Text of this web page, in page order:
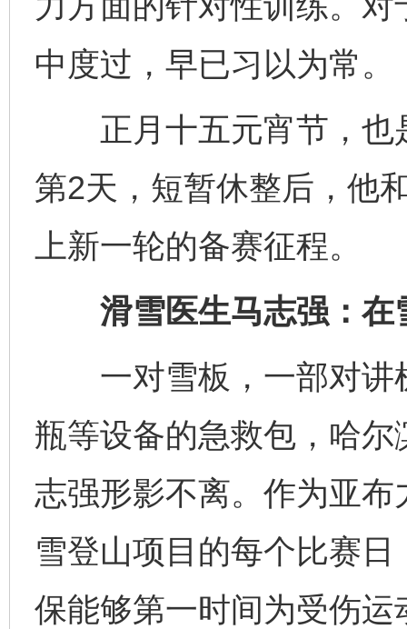
中度过，早已习以为常。
正月十五元宵节，也
第2天，短暂休整后，他
上新一轮的备赛征程。
滑雪医生马志强：在
一对雪板，一部对讲
瓶等设备的急救包，哈
志强形影不离。作为亚
雪登山项目的每个比赛
保能够第一时间为受伤